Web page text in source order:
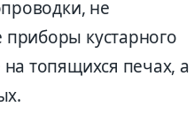
не
приборы кустарного
топящихся печах, а